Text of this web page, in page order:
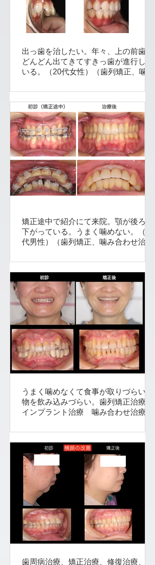
出っ歯を治したい。年々、上の前歯が
どんどん出てきてすきっ歯が進行して
いる。（20代女性）（歯列矯正、噛み
矯正途中で紹介にて来院。顎が後ろに
下がっている。うまく噛めない。（30
代男性）（歯列矯正、噛み合わせ治
うまく噛めなくて食事が取りづらい。
物を飲み込みづらい。歯列矯正治療、
インプラント治療 噛み合わせ治療
歯周病治療、矯正治療、修復治療、噛